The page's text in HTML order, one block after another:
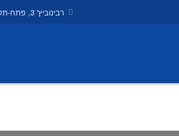
רבינוביץ' 3, פתח-תקווה, ישראל